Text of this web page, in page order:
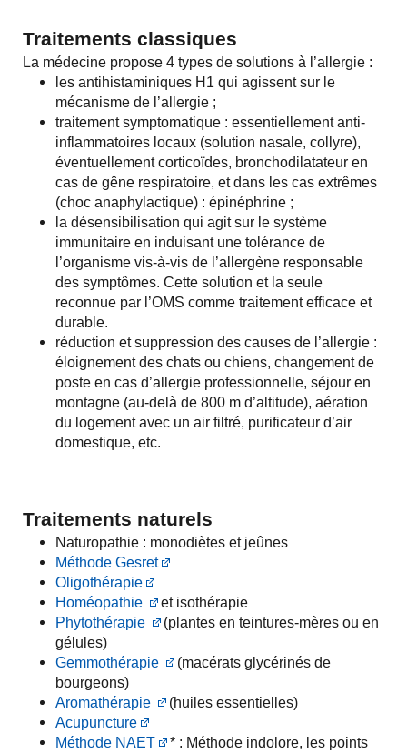
Traitements classiques
La médecine propose 4 types de solutions à l’allergie :
les antihistaminiques H1 qui agissent sur le
mécanisme de l’allergie ;
traitement symptomatique : essentiellement anti-
inflammatoires locaux (solution nasale, collyre),
éventuellement corticoïdes, bronchodilatateur en
cas de gêne respiratoire, et dans les cas extrêmes
(choc anaphylactique) : épinéphrine ;
la désensibilisation qui agit sur le système
immunitaire en induisant une tolérance de
l’organisme vis-à-vis de l’allergène responsable
des symptômes. Cette solution et la seule
reconnue par l’OMS comme traitement efficace et
durable.
réduction et suppression des causes de l’allergie :
éloignement des chats ou chiens, changement de
poste en cas d’allergie professionnelle, séjour en
montagne (au-delà de 800 m d’altitude), aération
du logement avec un air filtré, purificateur d’air
domestique, etc.
Traitements naturels
Naturopathie : monodiètes et jeûnes
Méthode Gesret
Oligothérapie
Homéopathie
et isothérapie
Phytothérapie
(plantes en teintures-mères ou en
gélules)
Gemmothérapie
(macérats glycérinés de
bourgeons)
Aromathérapie
(huiles essentielles)
Acupuncture
Méthode NAET
* : Méthode indolore, les points